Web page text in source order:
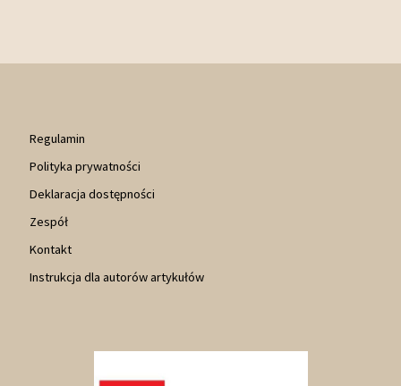
Regulamin
Polityka prywatności
Deklaracja dostępności
Zespół
Kontakt
Instrukcja dla autorów artykułów